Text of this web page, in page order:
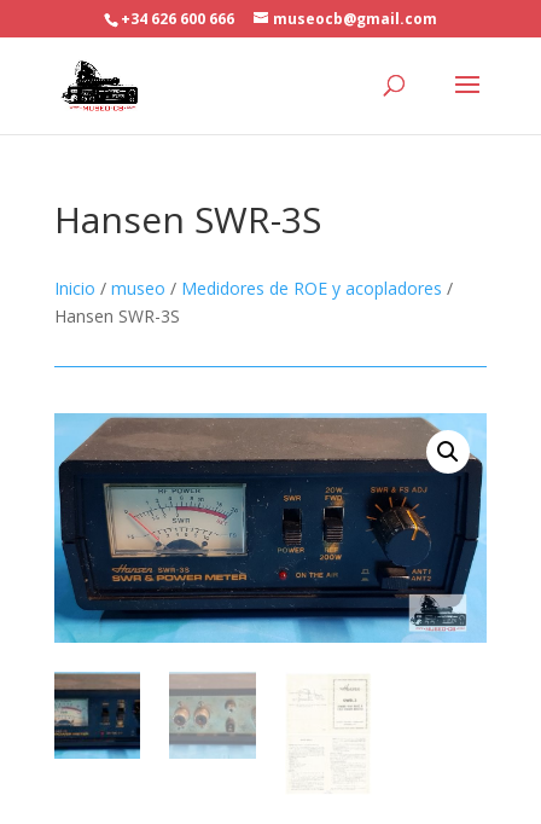
+34 626 600 666 museocb@gmail.com
Hansen SWR-3S
Inicio / museo / Medidores de ROE y acopladores /
Hansen SWR-3S